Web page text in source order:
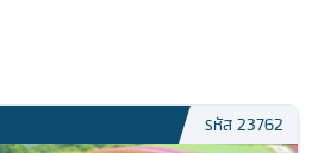
รหัส23762